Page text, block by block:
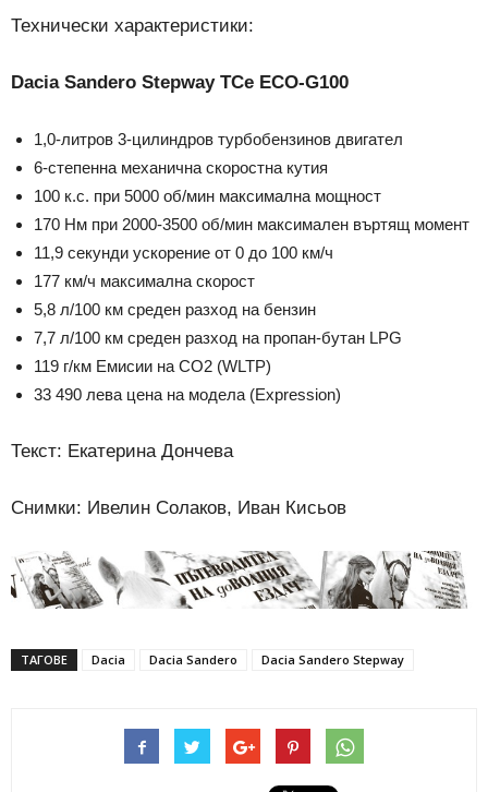
Технически характеристики:
Dacia Sandero Stepway TCе ECO-G100
1,0-литров 3-цилиндров турбобензинов двигател
6-степенна механична скоростна кутия
100 к.с. при 5000 об/мин максимална мощност
170 Нм при 2000-3500 об/мин максимален въртящ момент
11,9 секунди ускорение от 0 до 100 км/ч
177 км/ч максимална скорост
5,8 л/100 км среден разход на бензин
7,7 л/100 км среден разход на пропан-бутан LPG
119 г/км Емисии на СО2 (WLTP)
33 490 лева цена на модела (Expression)
Текст: Екатерина Дончева
Снимки: Ивелин Солаков, Иван Кисьов
ТАГОВЕ Dacia Dacia Sandero Dacia Sandero Stepway